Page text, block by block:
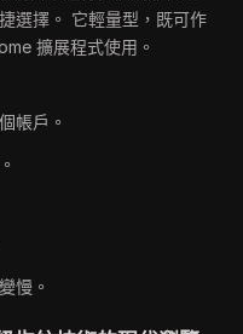
選擇。 它輕量型，既可作
擴展程式使用。
帳戶。
慢。